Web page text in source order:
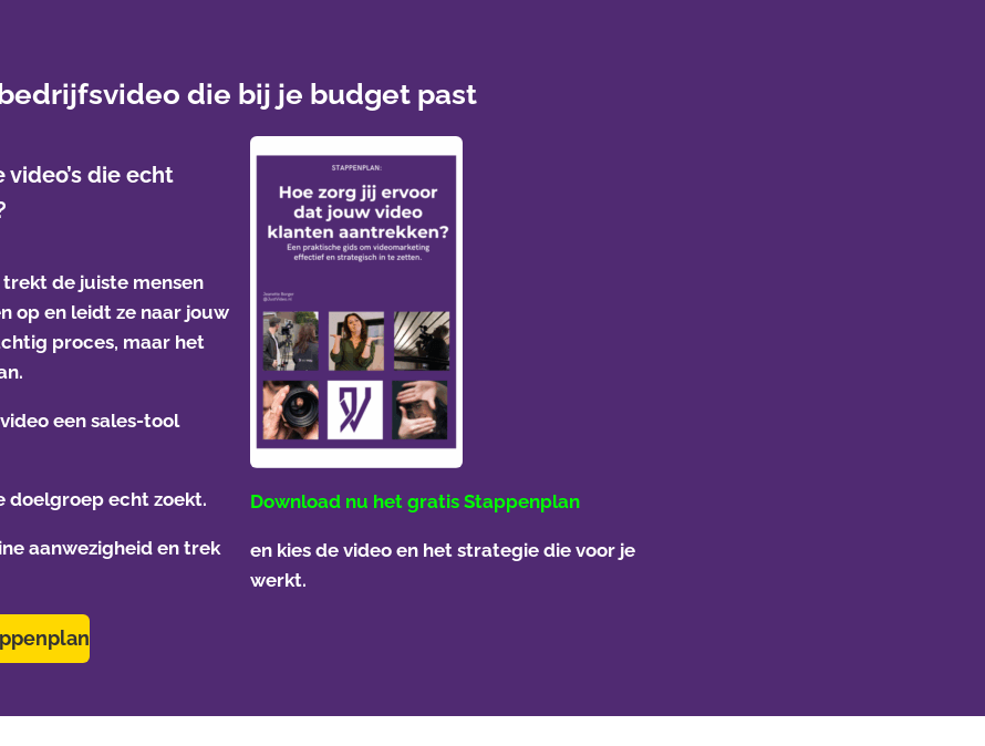
die bij je budget past
die echt
de juiste mensen
op en leidt ze naar jouw
proces, maar het
een sales-tool
doelgroep echt zoekt.
aanwezigheid en trek
Download nu het gratis Stappenplan
en kies de video en het strategie die voor je
werkt.